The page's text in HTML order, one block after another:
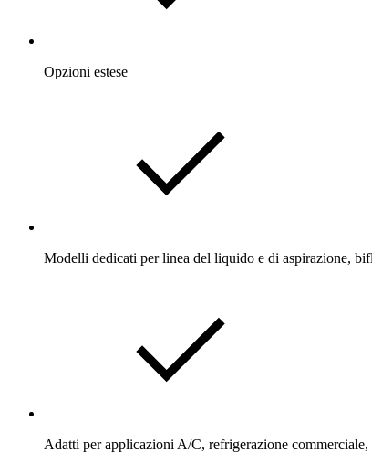
Opzioni estese
Modelli dedicati per linea del liquido e di aspirazione,
Adatti per applicazioni A/C, refrigerazione